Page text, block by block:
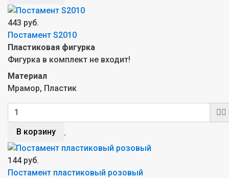
443 руб.
Постамент S2010
Пластиковая фигурка
Фигурка в комплект не входит!
Материал
Мрамор, Пластик
В корзину
144 руб.
Постамент пластиковый розовый